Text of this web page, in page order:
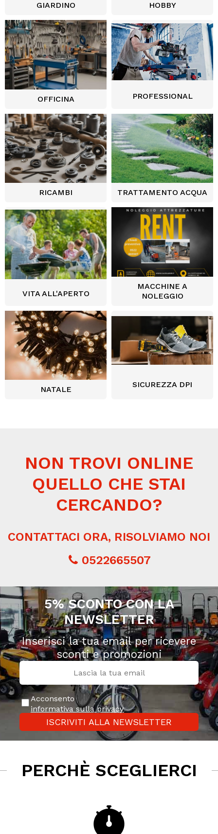
GIARDINO HOBBY
OFFICINA PROFESSIONAL
RICAMBI TRATTAMENTO ACQUA
VITA ALL'APERTO
MACCHINE A
NOLEGGIO
NATALE
SICUREZZA DPI
NON TROVI ONLINE
QUELLO CHE STAI
CERCANDO?
CONTATTACI ORA, RISOLVIAMO NOI
0522665507
5% SCONTO CON LA
NEWSLETTER
Inserisci la tua email per ricevere
sconti e promozioni
Acconsento
informativa sulla privacy
ISCRIVITI ALLA NEWSLETTER
PERCHÈ SCEGLIERCI